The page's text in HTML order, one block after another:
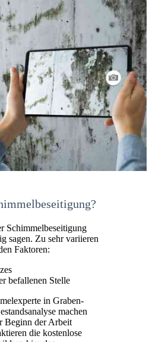
Schimmelbeseitigung
sagen. Zu sehr variieren
Faktoren:
befallenen Stelle
in Graben-
machen
Beginn der Arbeit
die kostenlose